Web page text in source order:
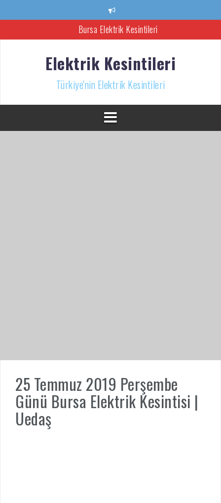
Bursa Elektrik Kesintileri
Türkiye’nin Elektrik Kesintileri Haber Kaynağı
İzmir Elektrik Kesintisi
Elektrik Kesintileri
Türkiye'nin Elektrik Kesintileri
25 Temmuz 2019 Perşembe
Günü Bursa Elektrik Kesintisi |
Uedaş